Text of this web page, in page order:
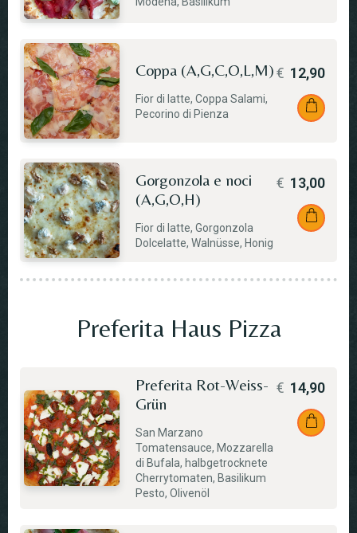
Coppa (A,G,C,O,L,M)
Fior di latte, Coppa Salami,
Pecorino di Pienza
€ 12,90
Gorgonzola e noci
(A,G,O,H)
Fior di latte, Gorgonzola
Dolcelatte, Walnüsse, Honig
€ 13,00
Preferita Haus Pizza
Preferita Rot-Weiss-
Grün
San Marzano
Tomatensauce, Mozzarella
di Bufala, halbgetrocknete
Cherrytomaten, Basilikum
Pesto, Olivenöl
€ 14,90